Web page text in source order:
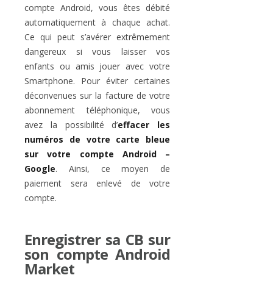
compte Android, vous êtes débité
automatiquement à chaque achat.
Ce qui peut s’avérer extrêmement
dangereux si vous laisser vos
enfants ou amis jouer avec votre
Smartphone. Pour éviter certaines
déconvenues sur la facture de votre
abonnement téléphonique, vous
avez la possibilité d’effacer les
numéros de votre carte bleue
sur votre compte Android –
Google. Ainsi, ce moyen de
paiement sera enlevé de votre
compte.
Enregistrer sa CB sur
son compte Android
Market